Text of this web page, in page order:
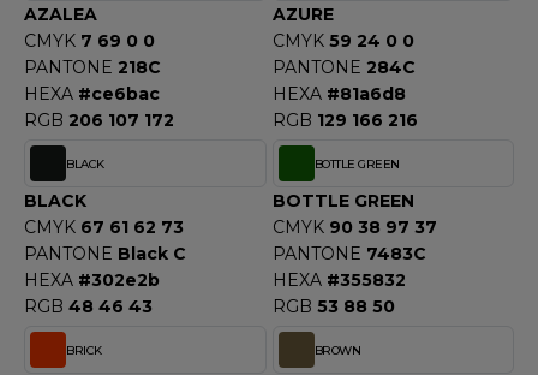
GEN
MORNING STUDIOS
SEGURIDAD
AZALEA
CMYK 7 69 0 0
PANTONE 218C
HEXA #ce6bac
RGB 206 107 172
AZURE
CMYK 59 24 0 0
PANTONE 284C
HEXA #81a6d8
RGB 129 166 216
BLACK
BLACK
CMYK 67 61 62 73
PANTONE Black C
HEXA #302e2b
RGB 48 46 43
BOTTLE GREEN
BOTTLE GREEN
CMYK 90 38 97 37
PANTONE 7483C
HEXA #355832
RGB 53 88 50
BRICK BROWN